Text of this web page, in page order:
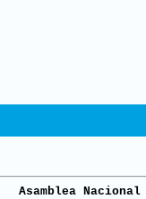
Asamblea